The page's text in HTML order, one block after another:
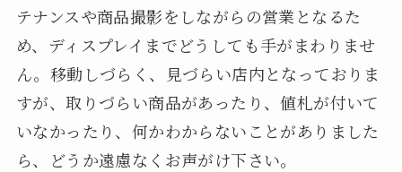
テナンスや商品撮影をしながらの営業となるた
め、ディスプレイまでどうしても手がまわりませ
ん。移動しづらく、見づらい店内となっておりま
すが、取りづらい商品があったり、値札が付いて
いなかったり、何かわからないことがありました
ら、どうか遠慮なくお声がけ下さい。